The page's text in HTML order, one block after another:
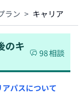
ラン > キャリア
のキ
98相談
パスについて